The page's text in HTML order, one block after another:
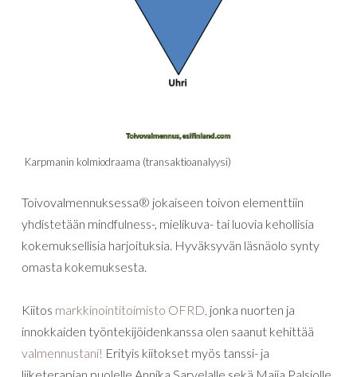
Karpmanin kolmiodraama (transaktioanalyysi)
Toivovalmennuksessa® jokaiseen toivon elementtiin
yhdistetään mindfulness-, mielikuva- tai luovia kehollisia
kokemuksellisia harjoituksia. Hyväksyvän läsnäolo synty
omasta kokemuksesta.
Kiitos markkinointitoimisto OFRD, jonka nuorten ja
innokkaiden työntekijöidenkanssa olen saanut kehittää
valmennustani! Erityis kiitokset myös tanssi- ja
liiketerapian puolelle Annika Sarvelalle sekä Maija Palsiolle